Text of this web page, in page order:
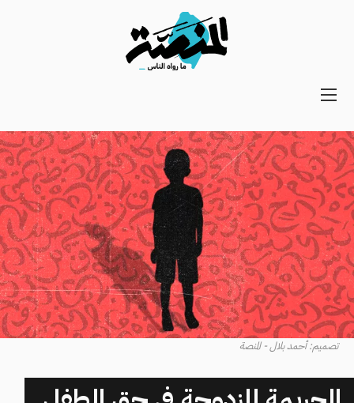
Main
Secondary
Navigation
تصميم: أحمد بلال - المنصة